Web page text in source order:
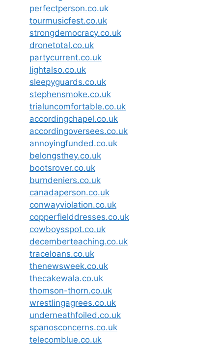
perfectperson.co.uk
tourmusicfest.co.uk
strongdemocracy.co.uk
dronetotal.co.uk
partycurrent.co.uk
lightalso.co.uk
sleepyguards.co.uk
stephensmoke.co.uk
trialuncomfortable.co.uk
accordingchapel.co.uk
accordingoversees.co.uk
annoyingfunded.co.uk
belongsthey.co.uk
bootsrover.co.uk
burndeniers.co.uk
canadaperson.co.uk
conwayviolation.co.uk
copperfielddresses.co.uk
cowboysspot.co.uk
decemberteaching.co.uk
traceloans.co.uk
thenewsweek.co.uk
thecakewala.co.uk
thomson-thorn.co.uk
wrestlingagrees.co.uk
underneathfoiled.co.uk
spanosconcerns.co.uk
telecomblue.co.uk